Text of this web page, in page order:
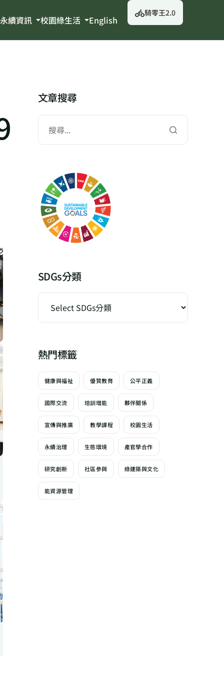
永續資訊 校園綠生活 English
騎零王2.0
文章搜尋
SDGs分類
熱門標籤
健康與福祉 優質教育 公平正義
國際交流 培訓增能 夥伴關係
宣傳與推廣 教學課程 校園生活
永續治理 生態環境 產官學合作
研究創新 社區參與 綠建築與文化
能資源管理